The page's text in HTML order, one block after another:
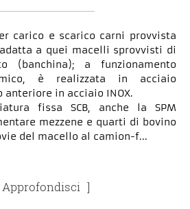
carico e scarico carni provvista
a quei macelli sprovvisti di
(banchina); a funzionamento
è realizzata in acciaio
anteriore in acciaio INOX.
fissa SCB, anche la SPM
mezzene e quarti di bovino
del macello al camion-f...
Approfondisci